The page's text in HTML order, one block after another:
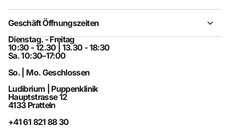
Geschäft Öffnungszeiten
Dienstag. - Freitag
10:30 - 12.30 | 13.30 - 18:30
Sa. 10:30–17:00
So. | Mo. Geschlossen
Ludibrium | Puppenklinik
Hauptstrasse 12
4133 Pratteln
+41 61 821 88 30